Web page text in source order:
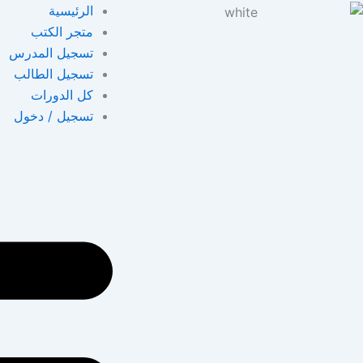
تخطي
الرئيسية
متجر الكتب
تسجيل المدرس
تسجيل الطالب
كل الدورات
تسجيل / دخول